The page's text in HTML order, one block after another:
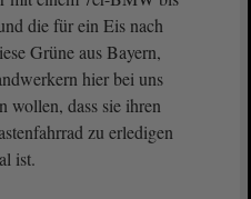
die für ein Eis nach
Grüne aus Bayern,
hier bei uns
wollen, dass sie ihren
zu erledigen
ist.